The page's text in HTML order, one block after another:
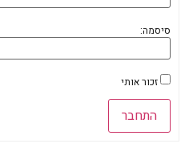
סיסמה:
זכור אותי
התחבר